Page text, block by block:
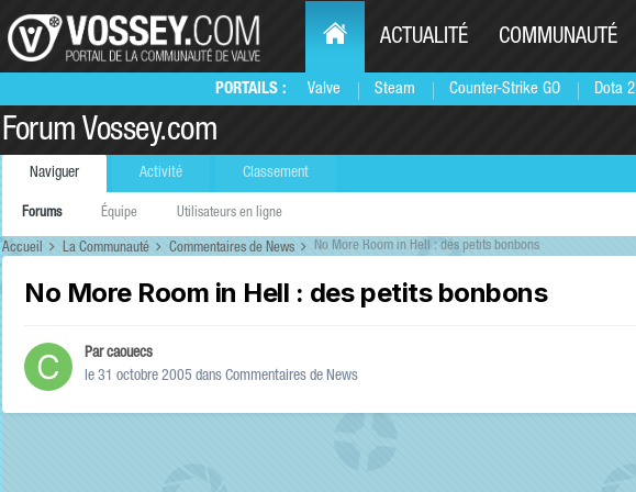
PORTAILS : Valve Steam Counter-Strike GO Dota 2
ACTUALITÉ COMMUNAUTÉ
Forum Vossey.com
Naviguer
Forums Équipe Utilisateurs en ligne
Activité Classement
Accueil La Communauté Commentaires de News No More Room in Hell : des petits bonbons
No More Room in Hell : des petits bonbons
Parcaouecs
le 31 octobre 2005 dans Commentaires de News